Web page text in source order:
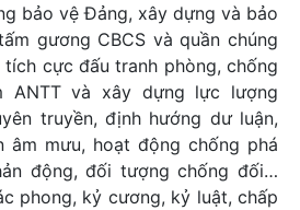
bảo vệ Đảng, xây dựng và bảo
gương CBCS và quần chúng
tích cực đấu tranh phòng, chống
ANTT và xây dựng lực lượng
truyền, định hướng dư luận,
âm mưu, hoạt động chống phá
động, đối tượng chống đối…
phong, kỷ cương, kỷ luật, chấp